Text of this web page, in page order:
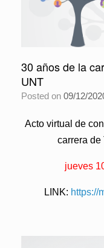
30 años de la
UNT
Posted on 09/12/
Acto virtual de
carrera de
jueves
LINK: https://